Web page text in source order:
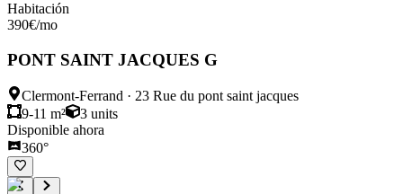
Habitación
390€/mo
PONT SAINT JACQUES G
Clermont-Ferrand · 23 Rue du pont saint jacques
9-11 m²
3 units
Disponible ahora
360°